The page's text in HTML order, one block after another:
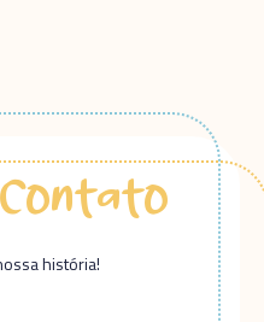
Contato
história!